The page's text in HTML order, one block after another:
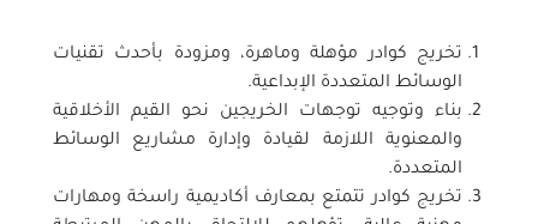
تخريج كوادر مؤهلة وماهرة، ومزودة بأحدث تقنيات
الوسائط المتعددة الإبداعية.
بناء وتوجيه توجهات الخريجين نحو القيم الأخلاقية
والمعنوية اللازمة لقيادة وإدارة مشاريع الوسائط
المتعددة.
تخريج كوادر تتمتع بمعارف أكاديمية راسخة ومهارات